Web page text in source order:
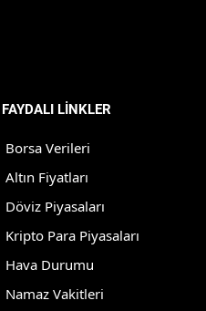
FAYDALI LİNKLER
Borsa Verileri
Altın Fiyatları
Döviz Piyasaları
Kripto Para Piyasaları
Hava Durumu
Namaz Vakitleri